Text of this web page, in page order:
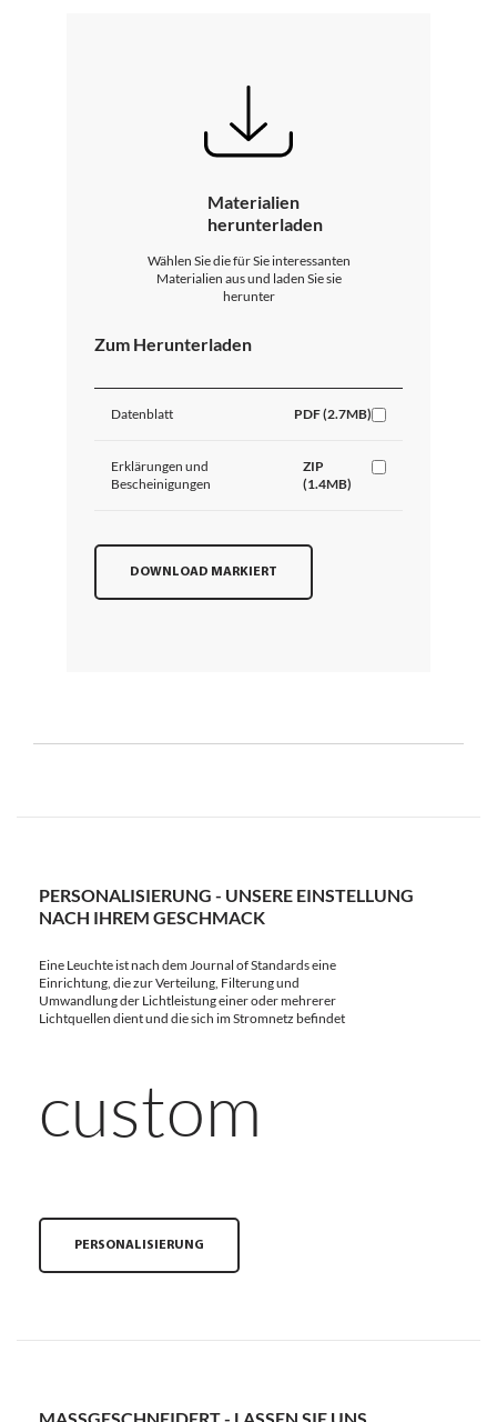
Materialien
herunterladen
Wählen Sie die für Sie interessanten
Materialien aus und laden Sie sie
herunter
Zum Herunterladen
Datenblatt PDF (2.7MB)
Erklärungen und
Bescheinigungen
ZIP
(1.4MB)
DOWNLOAD MARKIERT
PERSONALISIERUNG - UNSERE EINSTELLUNG
NACH IHREM GESCHMACK
Eine Leuchte ist nach dem Journal of Standards eine
Einrichtung, die zur Verteilung, Filterung und
Umwandlung der Lichtleistung einer oder mehrerer
Lichtquellen dient und die sich im Stromnetz befindet
custom
PERSONALISIERUNG